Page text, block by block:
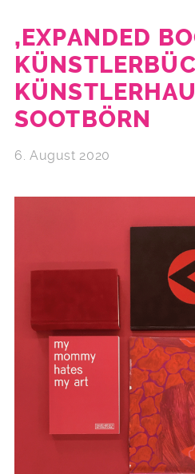
‚EXPANDED
SOOTBÖRN
6. August 2020